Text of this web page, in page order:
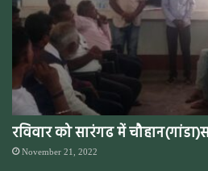
रविवार को सारंगढ में
November 21, 2022